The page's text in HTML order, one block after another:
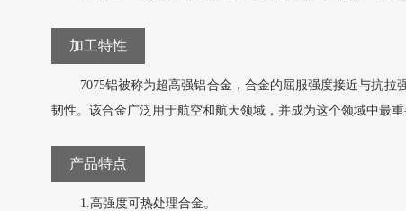
加工特性
7075铝被称为超高强铝合金，合金的屈服强度接近与抗
韧性。该合金广泛用于航空和航天领域，并成为这个领域中最重
产品特点
1.高强度可热处理合金。